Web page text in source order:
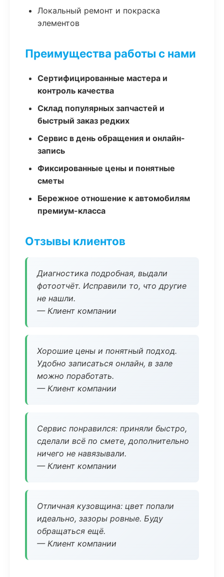
Локальный ремонт и покраска
элементов
Преимущества работы с нами
Сертифицированные мастера и
контроль качества
Склад популярных запчастей и
быстрый заказ редких
Сервис в день обращения и онлайн-
запись
Фиксированные цены и понятные
сметы
Бережное отношение к автомобилям
премиум-класса
Отзывы клиентов
Диагностика подробная, выдали
фотоотчёт. Исправили то, что другие
не нашли.
— Клиент компании
Хорошие цены и понятный подход.
Удобно записаться онлайн, в зале
можно поработать.
— Клиент компании
Сервис понравился: приняли быстро,
сделали всё по смете, дополнительно
ничего не навязывали.
— Клиент компании
Отличная кузовщина: цвет попали
идеально, зазоры ровные. Буду
обращаться ещё.
— Клиент компании